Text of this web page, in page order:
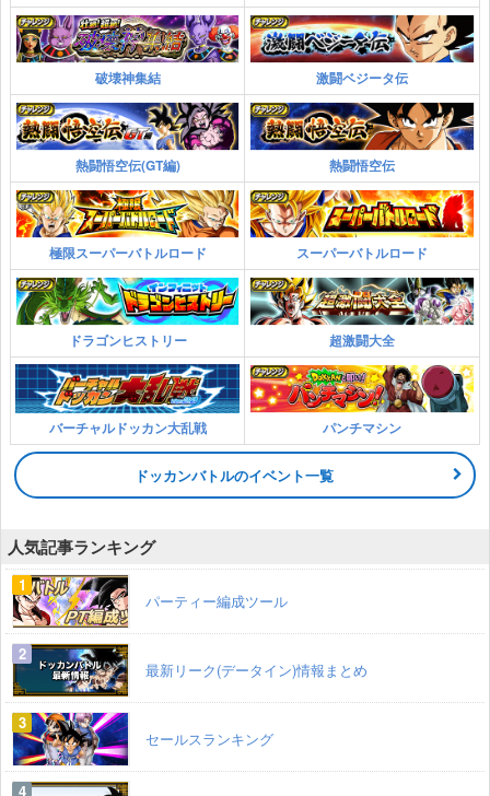
破壊神集結 激闘ベジータ伝
熱闘悟空伝(GT編) 熱闘悟空伝
極限スーパーバトルロード スーパーバトルロード
ドラゴンヒストリー 超激闘大全
バーチャルドッカン大乱戦 パンチマシン
ドッカンバトルのイベント一覧
人気記事ランキング
パーティー編成ツール
最新リーク(データイン)情報まとめ
セールスランキング